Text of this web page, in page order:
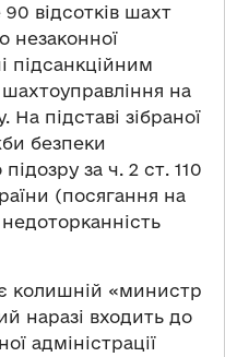
відсотків шахт
незаконної
підсанкційним
на
На підставі зібраної
безпеки
за ч. 2 ст. 110
(посягання на
недоторканність
колишній «министр
наразі входить до
адміністрації